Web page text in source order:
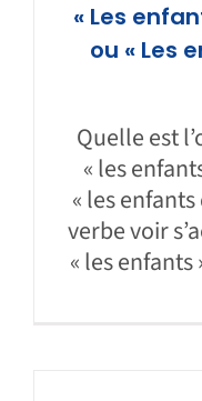
« Les
ou « Les
Quelle est
« les
« les enfants
verbe voir
« les enfants